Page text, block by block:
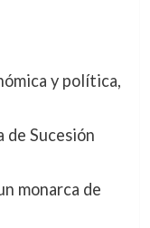
y política,
de Sucesión
monarca de